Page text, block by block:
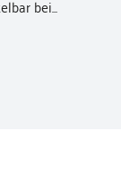
bei...